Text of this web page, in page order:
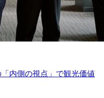
内側の視点」で観光価値